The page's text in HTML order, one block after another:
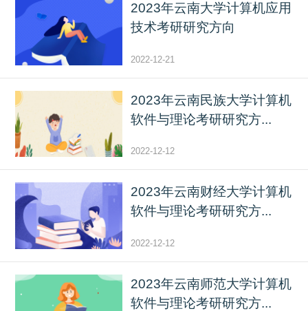
2023年云南大学计算机应用
技术考研研究方向
2022-12-21
2023年云南民族大学计算机
软件与理论考研研究方...
2022-12-12
2023年云南财经大学计算机
软件与理论考研研究方...
2022-12-12
2023年云南师范大学计算机
软件与理论考研研究方...